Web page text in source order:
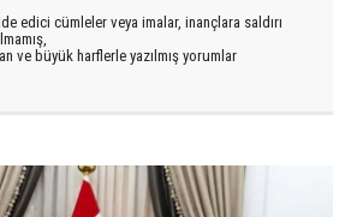
edici cümleler veya imalar, inançlara saldırı
ve büyük harflerle yazılmış yorumlar